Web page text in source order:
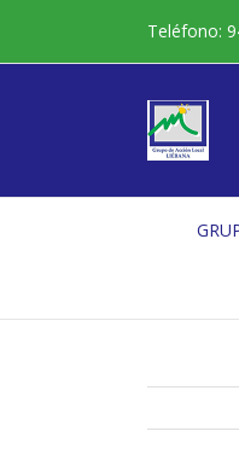
contenido
Teléfono: